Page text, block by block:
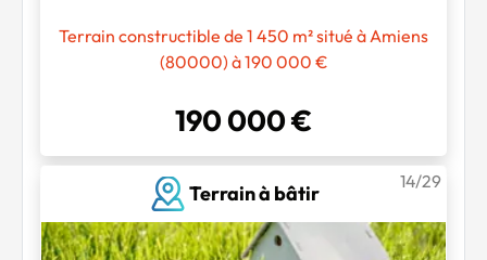
Terrain constructible de 1 450 m² situé à Amiens
(80000) à 190 000 €
190 000 €
Terrain à bâtir
14/29